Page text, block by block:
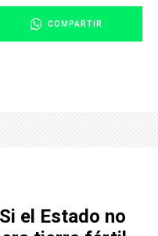
COMPARTIR
el Estado no